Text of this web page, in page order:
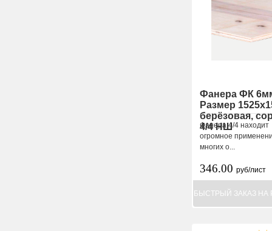
Фанера ФК
Размер
берёзовая,
4/4 НШ
Фанера 4/4 находит
огромное
многих о...
346.00 руб/лист
БЫСТРЫЙ ЗАКАЗ НА